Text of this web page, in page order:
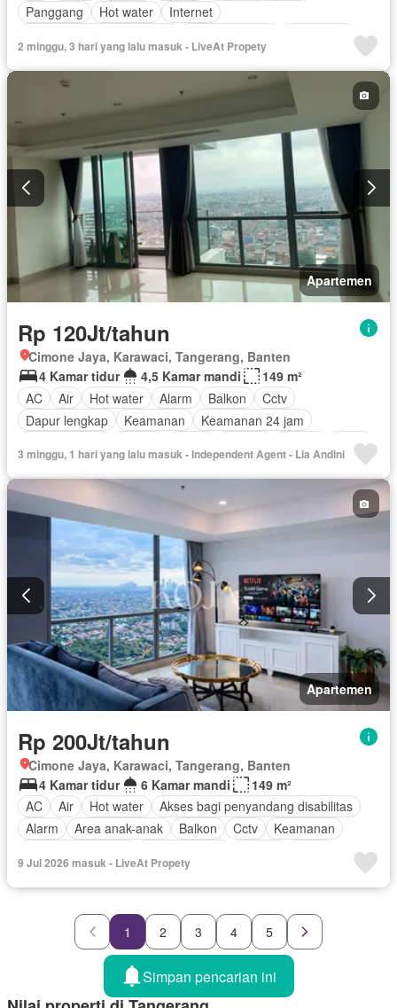
Panggang
Hot water
Internet
Kolam renang
Telephone Televisi Berperabot lengkap
2 minggu, 3 hari yang lalu masuk - LiveAt Propety
Apartemen
Rp 120Jt/tahun
Cimone Jaya, Karawaci, Tangerang, Banten
4 Kamar tidur
4,5 Kamar mandi
149 m²
AC
Air Hot water Alarm Balkon
Cctv
Dapur lengkap
Keamanan
Keamanan 24 jam
Teras
Sebagian perabotan
3 minggu, 1 hari yang lalu masuk - Independent Agent - Lia Andini
Apartemen
Rp 200Jt/tahun
Cimone Jaya, Karawaci, Tangerang, Banten
4 Kamar tidur
6 Kamar mandi
149 m²
AC
Air Hot water
Akses bagi penyandang disabilitas
Alarm
Area anak-anak Balkon Cctv
Keamanan
Fully fenced
Secure parking
Garasi
Teras
Berperabot lengkap
9 Jul 2026 masuk - LiveAt Propety
1 2 3 4 5
Simpan pencarian ini